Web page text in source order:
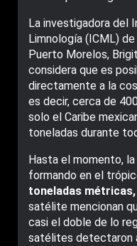
La investigadora del
Limnología (ICML)
Puerto Morelos,
considera que es
directamente a la
es decir, cerca de
solo el Caribe
toneladas durante
Hasta el momento,
formando en el
toneladas métricas,
satélite mencionan
casi el doble de lo
satélites detectaron